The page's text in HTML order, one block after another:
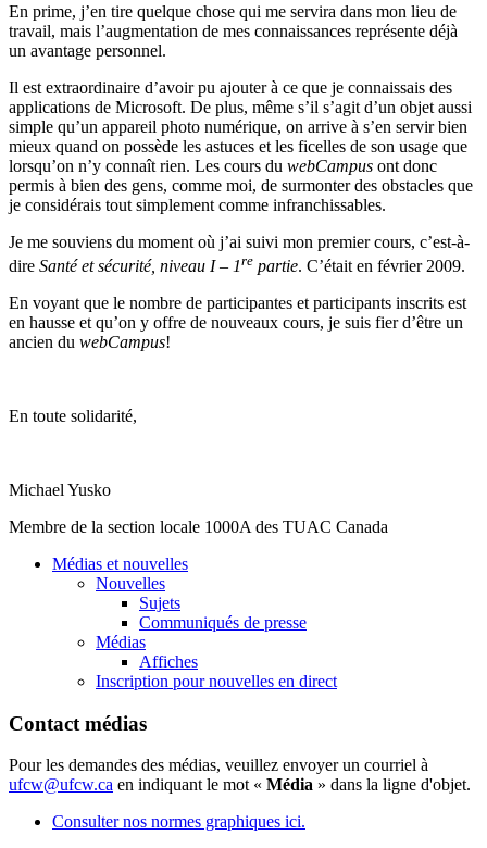
En prime, j’en tire quelque chose qui me servira dans mon lieu de
travail, mais l’augmentation de mes connaissances représente déjà
un avantage personnel.
Il est extraordinaire d’avoir pu ajouter à ce que je connaissais des
applications de Microsoft. De plus, même s’il s’agit d’un objet aussi
simple qu’un appareil photo numérique, on arrive à s’en servir bien
mieux quand on possède les astuces et les ficelles de son usage que
lorsqu’on n’y connaît rien. Les cours du webCampus ont donc
permis à bien des gens, comme moi, de surmonterdes obstacles que
je considérais tout simplement comme infranchissables.
Je me souviens du moment où j’ai suivi mon premiercours, c’est-à-
dire Santéetsécurité, niveau I – 1re partie. C’était en février 2009.
En voyant que le nombre de participantes et participants inscrits est
en hausse et qu’on y offre de nouveaux cours, je suis fier d’être un
ancien du webCampus!
En toute solidarité,
Michael Yusko
Membre de la section locale 1000A des TUAC Canada
Médias et nouvelles
Nouvelles
Sujets
Communiqués de presse
Médias
Affiches
Inscription pour nouvelles en direct
Contact médias
Pour les demandes des médias, veuillez envoyer un courriel à
ufcw@ufcw.ca en indiquant le mot « Média » dans la ligne d'objet.
Consulter nos normes graphiques ici.